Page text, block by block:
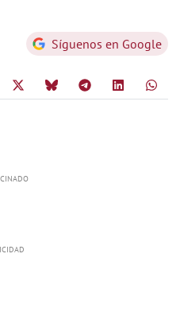
Síguenos en Google